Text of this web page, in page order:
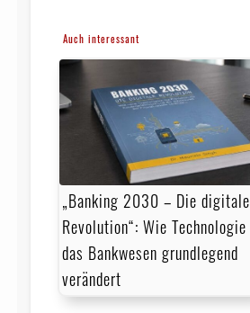
Auch interessant
„Banking 2030 – Die digitale
Revolution“: Wie Technologie
das Bankwesen grundlegend
verändert